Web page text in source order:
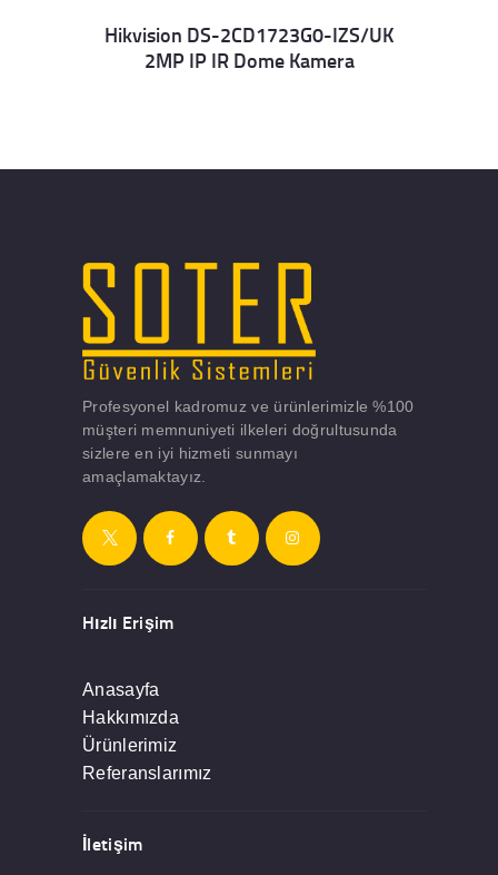
Details
Hikvision DS-2CD1723G0-IZS/UK
2MP IP IR Dome Kamera
Profesyonel kadromuz ve ürünlerimizle %100
müşteri memnuniyeti ilkeleri doğrultusunda
sizlere en iyi hizmeti sunmayı
amaçlamaktayız.
Hızlı Erişim
Anasayfa
Hakkımızda
Ürünlerimiz
Referanslarımız
İletişim